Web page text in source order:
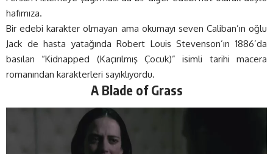
hafımıza.
Bir edebi karakter olmayan ama okumayı seven Caliban’ın oğlu
Jack de hasta yatağında Robert Louis Stevenson’ın 1886’da
basılan “Kidnapped (Kaçırılmış Çocuk)” isimli tarihi macera
romanından karakterleri sayıklıyordu.
A Blade of Grass